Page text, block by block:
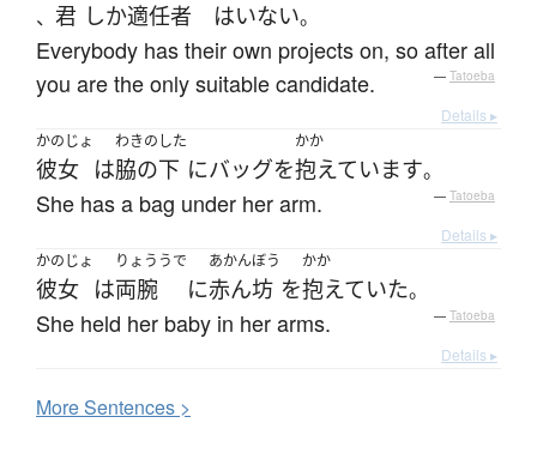
、 君 しか適任者 はいない。
Everybody has their own projects on, so after all
you are the only suitable candidate.
— Tatoeba
Details ▸
かのじょ
彼女 は
わきのした
脇の下 にバッグを
かか
抱えています。
She has a bag under her arm. — Tatoeba
Details ▸
かのじょ
彼女 は
りょううで
両腕 に
あかんぼう
赤ん坊 を
かか
抱えていた。
She held her baby in her arms. — Tatoeba
Details ▸
MoreSentences >